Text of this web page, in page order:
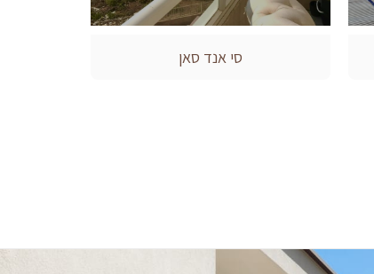
סי אנד סאן